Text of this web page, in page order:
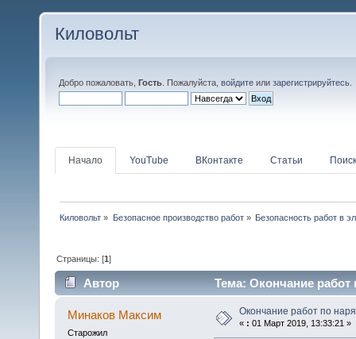
Киловольт
Добро пожаловать, Гость . Пожалуйста, войдите или зарегистрируйтесь
Начало YouTube ВКонтакте Статьи Поиск
Киловольт » Безопасное производство работ» Безопасность работ в
Страницы: [1]
Автор Тема: Окончание работ
Минаков Максим
Старожил
Окончание работ по
« : 01 Март 2019, 13:33:21 »